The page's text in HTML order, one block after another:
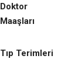
Doktor
Maaşları
Tıp Terimleri